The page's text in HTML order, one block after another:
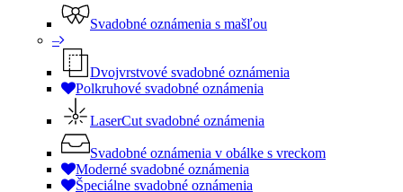
Svadobné oznámenia s mašľou
–
Dvojvrstvové svadobné oznámenia
Polkruhové svadobné oznámenia
LaserCut svadobné oznámenia
Svadobné oznámenia v obálke s vreckom
Moderné svadobné oznámenia
Špeciálne svadobné oznámenia